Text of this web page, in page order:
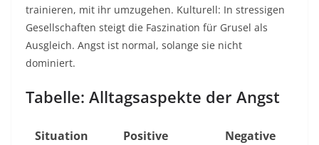
trainieren, mit ihr umzugehen. Kulturell: In stressigen
Gesellschaften steigt die Faszination für Grusel als
Ausgleich. Angst ist normal, solange sie nicht
dominiert.​
Tabelle: Alltagsaspekte der Angst
Situation
Positive
Negative